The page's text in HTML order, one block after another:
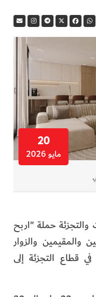
20
مايو 2026
حملة "اربح
والمقيمين والزوار
قطاع التجزئة إلى